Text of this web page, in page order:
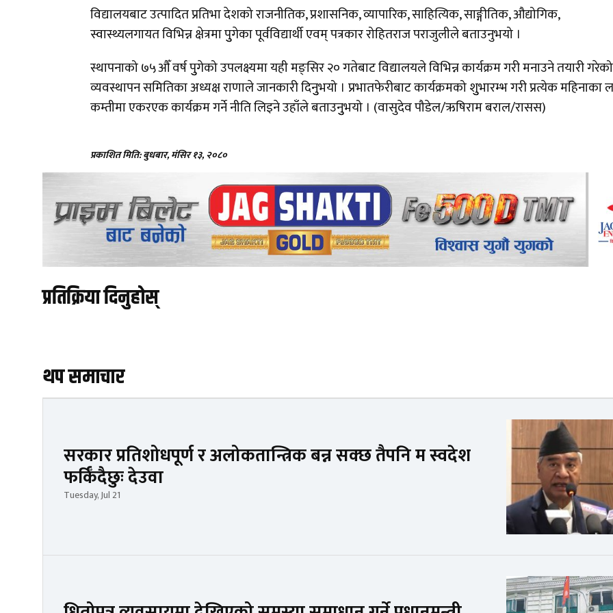
विद्यालयबाट उत्पादित प्रतिभा देशको राजनीतिक, प्रशासनिक, व्यापारिक, साहित्यिक, साङ्गीतिक, औद्योगिक,
स्वास्थ्यलगायत विभिन्न क्षेत्रमा पुुगेका पूर्वविद्यार्थी एवम् पत्रकार रोहितराज पराजुलीले बताउनुभयो ।
स्थापनाको ७५औँ वर्ष पुुगेको उपलक्ष्यमा यही मङ्सिर २० गतेबाट विद्यालयले विभिन्न कार्यक्रम गरी मनाउने तयारी गरेको
व्यवस्थापन समितिका अध्यक्ष राणाले जानकारी दिनुुभयो । प्रभातफेरीबाट कार्यक्रमको शुुभारम्भ गरी प्रत्येक महिनाका
कम्तीमा एकरएक कार्यक्रम गर्ने नीति लिइने उहाँले बताउनुुभयो । (वासुदेव पौडेल/ऋषिराम बराल/रासस)
प्रकाशित मिति: बुधबार, मंसिर १३, २०८०
प्रतिक्रिया दिनुहोस्
थप समाचार
सरकार प्रतिशोधपूर्ण र अलोकतान्त्रिक बन्न सक्छ तैपनि म स्वदेश
फर्किँदैछुः देउवा
Tuesday, Jul 21